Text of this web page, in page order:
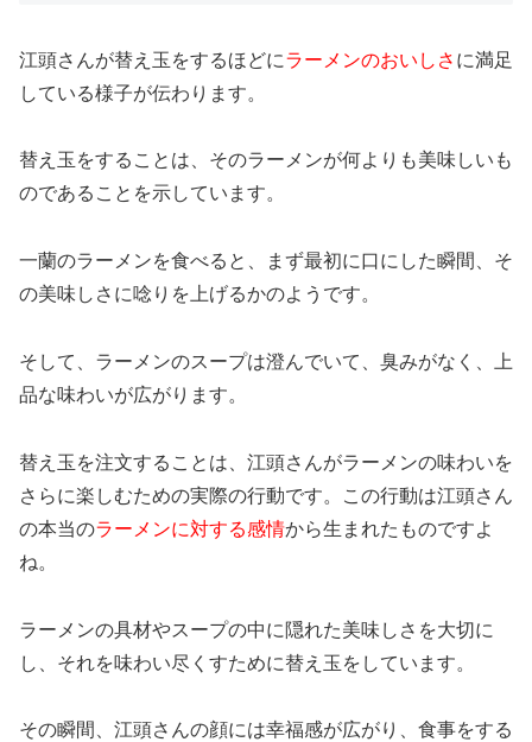
江頭さんが替え玉をするほどにラーメンのおいしさ に満足
している様子が伝わります。
替え玉をすることは、そのラーメンが何よりも美味しいも
のであることを示しています。
一蘭のラーメンを食べると、まず最初に口にした瞬間、そ
の美味しさに唸りを上げるかのようです。
そして、ラーメンのスープは澄んでいて、臭みがなく、上
品な味わいが広がります。
替え玉を注文することは、江頭さんがラーメンの味わいを
さらに楽しむための実際の行動です。この行動は江頭さん
の本当のラーメンに対する感情から生まれたものですよ
ね。
ラーメンの具材やスープの中に隠れた美味しさを大切に
し、それを味わい尽くすために替え玉をしています。
その瞬間、江頭さんの顔には幸福感が広がり、食事をする